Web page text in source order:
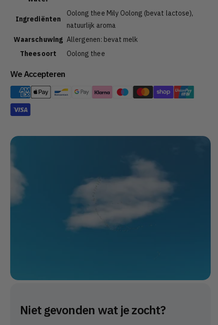
Ingrediënten
Oolong thee Mily Oolong (bevat lactose),
natuurlijk aroma
Waarschuwing Allergenen: bevat melk
Theesoort
Oolong thee
We Accepteren
Niet gevonden wat je zocht?